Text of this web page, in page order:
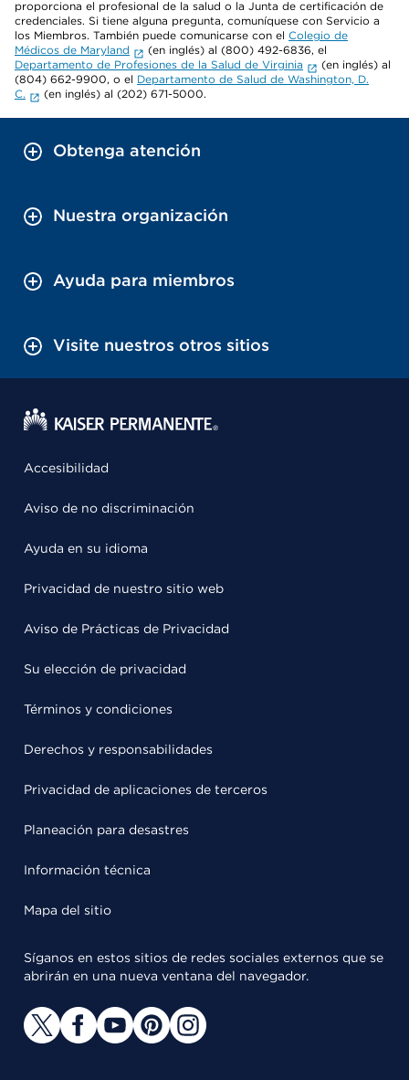
proporciona el profesional de la salud o la Junta de certificación de
credenciales. Si tiene alguna pregunta, comuníquese con Servicio a
los Miembros. También puede comunicarse con el Colegio de
Médicos de Maryland
(en inglés) al (800) 492-6836, el
Departamento de Profesiones de la Salud de Virginia
(en inglés) al
(804) 662-9900, o el Departamento de Salud de Washington, D.
C.
(en inglés) al (202) 671-5000.
Obtenga atención
Nuestra organización
Ayuda para miembros
Visite nuestros otros sitios
Accesibilidad
Aviso de no discriminación
Ayuda en su idioma
Privacidad de nuestro sitio web
Aviso de Prácticas de Privacidad
Su elección de privacidad
Términos y condiciones
Derechos y responsabilidades
Privacidad de aplicaciones de terceros
Planeación para desastres
Información técnica
Mapa del sitio
Síganos en estos sitios de redes sociales externos que se
abrirán en una nueva ventana del navegador.